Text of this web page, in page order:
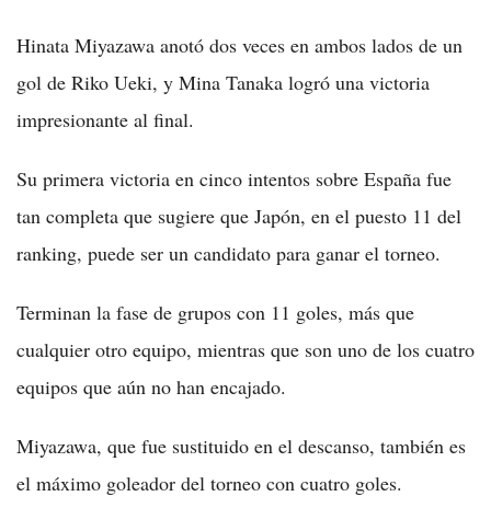
Hinata Miyazawa anotó dos veces en ambos lados de un
gol de Riko Ueki, y Mina Tanaka logró una victoria
impresionante al final.
Su primera victoria en cinco intentos sobre España fue
tan completa que sugiere que Japón, en el puesto 11 del
ranking, puede ser un candidato para ganar el torneo.
Terminan la fase de grupos con 11 goles, más que
cualquier otro equipo, mientras que son uno de los cuatro
equipos que aún no han encajado.
Miyazawa, que fue sustituido en el descanso, también es
el máximo goleador del torneo con cuatro goles.